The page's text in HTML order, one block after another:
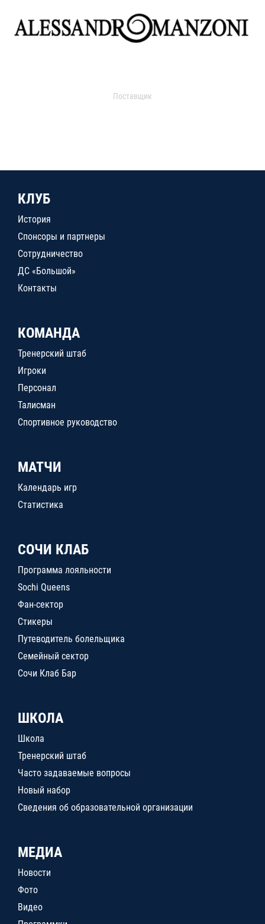
Поставщик
КЛУБ
История
Спонсоры и партнеры
Сотрудничество
ДС «Большой»
Контакты
КОМАНДА
Тренерский штаб
Игроки
Персонал
Талисман
Спортивное руководство
МАТЧИ
Календарь игр
Статистика
СОЧИ КЛАБ
Программа лояльности
Sochi Queens
Фан-сектор
Стикеры
Путеводитель болельщика
Семейный сектор
Сочи Клаб Бар
ШКОЛА
Школа
Тренерский штаб
Часто задаваемые вопросы
Новый набор
Сведения об образовательной организации
МЕДИА
Новости
Фото
Видео